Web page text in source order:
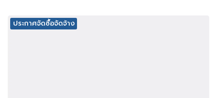
ประกาศจัดซื้อจัดจ้าง